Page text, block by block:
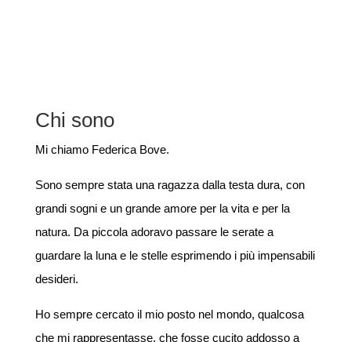
Chi sono
Mi chiamo Federica Bove.
Sono sempre stata una ragazza dalla testa dura, con
grandi sogni e un grande amore per la vita e per la
natura. Da piccola adoravo passare le serate a
guardare la luna e le stelle esprimendo i più impensabili
desideri.
Ho sempre cercato il mio posto nel mondo, qualcosa
che mi rappresentasse, che fosse cucito addosso a